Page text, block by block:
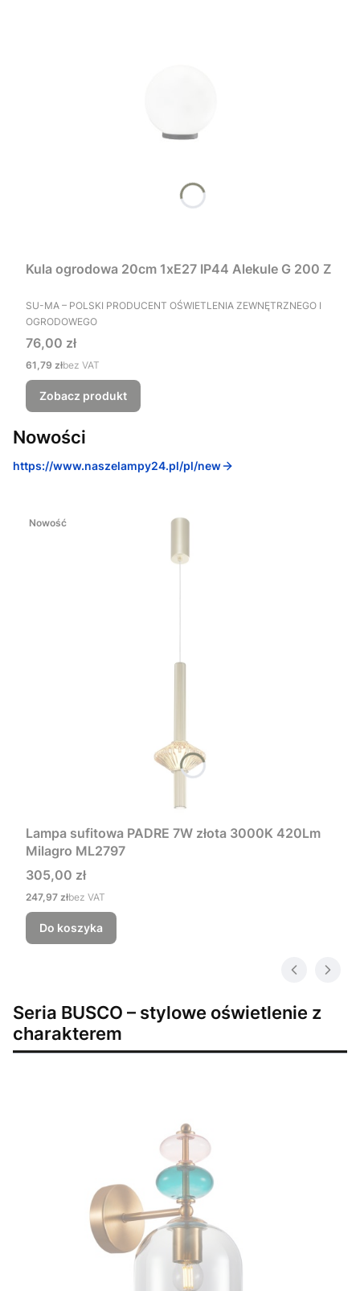
Kula ogrodowa 20cm 1xE27 IP44 Alekule G 200 Z
PRODUCENT
SU-MA – POLSKI PRODUCENT OŚWIETLENIA ZEWNĘTRZNEGO I
OGRODOWEGO
Cena
76,00 zł
Cena
61,79 złbez VAT
Zobacz produkt
Nowości
https://www.naszelampy24.pl/pl/new
Nowość
Lampa sufitowa PADRE 7W złota 3000K 420Lm
Milagro ML2797
Cena
305,00 zł
Cena
247,97 złbez VAT
Do koszyka
Seria BUSCO – stylowe oświetlenie z
charakterem